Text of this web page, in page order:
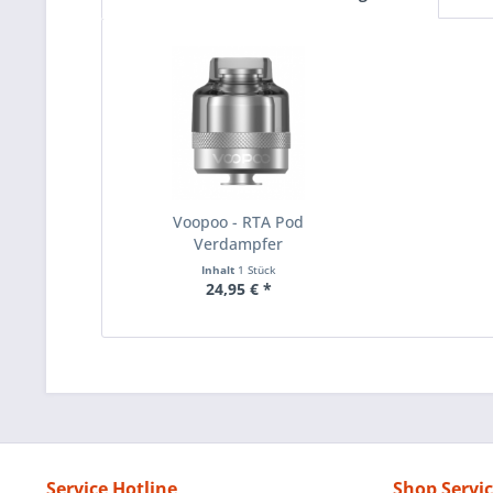
Voopoo - RTA Pod
Verdampfer
Inhalt 1 Stück
24,95 € *